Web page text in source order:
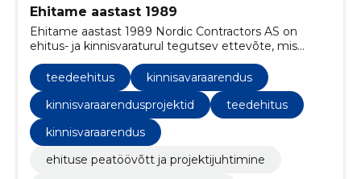
Ehitame aastast 1989
Ehitame aastast 1989 Nordic Contractors AS on
ehitus- ja kinnisvaraturul tegutsev ettevõte, mis
pakub oma teenust läbi tütarettevõtete.
teedeehitus
kinnisavaraarendus
kinnisvaraarendusprojektid
teedehitus
kinnisvaraarendus
ehituse peatöövõtt ja projektijuhtimine